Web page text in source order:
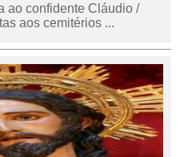
ao confidente Cláudio /
aos cemitérios ...